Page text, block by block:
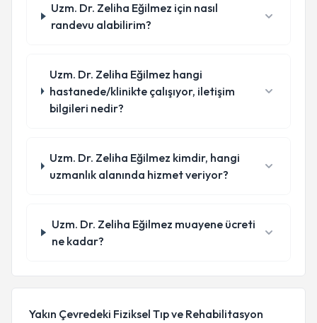
Uzm. Dr. Zeliha Eğilmez için nasıl
randevu alabilirim?
Uzm. Dr. Zeliha Eğilmez hangi
hastanede/klinikte çalışıyor, iletişim
bilgileri nedir?
Uzm. Dr. Zeliha Eğilmez kimdir, hangi
uzmanlık alanında hizmet veriyor?
Uzm. Dr. Zeliha Eğilmez muayene ücreti
ne kadar?
Yakın Çevredeki Fiziksel Tıp ve Rehabilitasyon